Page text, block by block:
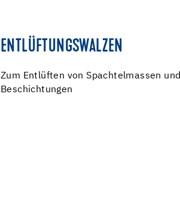
ENTLÜFTUNGSWALZEN
Zum Entlüften von Spachtelmassen und
Beschichtungen